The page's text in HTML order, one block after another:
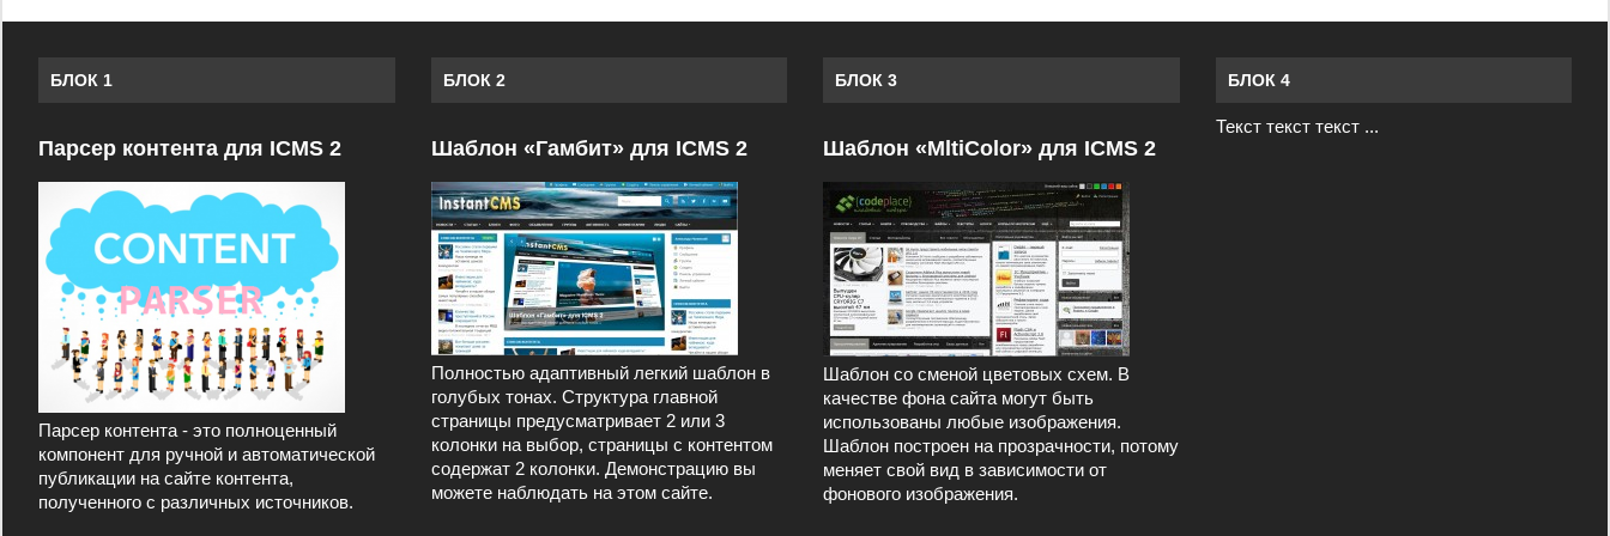
БЛОК 1
Парсер контента для ICMS 2
Парсер контента - это полноценный
компонент для ручной и автоматической
публикации на сайте контента,
полученного с различных источников.
БЛОК 2
Шаблон «Гамбит» для ICMS 2
Полностью адаптивный легкий шаблон в
голубых тонах. Структура главной
страницы предусматривает 2 или 3
колонки на выбор, страницы с контентом
содержат 2 колонки. Демонстрацию вы
можете наблюдать на этом сайте.
БЛОК 3
Шаблон «MltiColor» для ICMS 2
Шаблон со сменой цветовых схем. В
качестве фона сайта могут быть
использованы любые изображения.
Шаблон построен на прозрачности, потому
меняет свой вид в зависимости от
фонового изображения.
БЛОК 4
Текст текст текст ...